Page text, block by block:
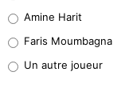
1%
9%
Amine Harit
Faris Moumbagna
Un autre joueur